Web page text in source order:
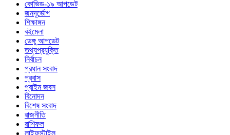
কোভিড-১৯ আপডেট
জনদূর্ভোগ
শিক্ষাঙ্গন
বইমেলা
ডেঙ্গু আপডেট
তথ্যপ্রযুক্তি
নির্বাচন
প্রধান সংবাদ
প্রবাস
প্রাইম জবস
বিনোদন
বিশেষ সংবাদ
রাজনীতি
রাশিফল
লাইফস্টাইল